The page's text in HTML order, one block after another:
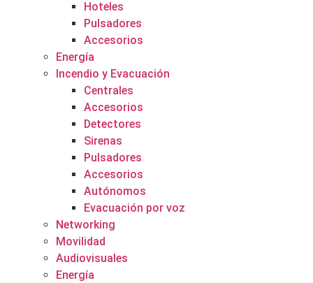
Hoteles
Pulsadores
Accesorios
Energía
Incendio y Evacuación
Centrales
Accesorios
Detectores
Sirenas
Pulsadores
Accesorios
Autónomos
Evacuación por voz
Networking
Movilidad
Audiovisuales
Energía